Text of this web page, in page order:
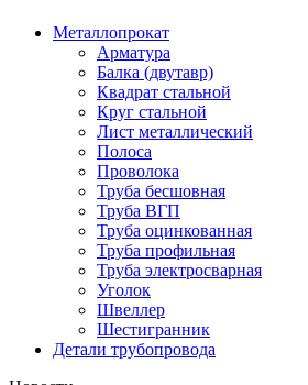
Металлопрокат
Арматура
Балка (двутавр)
Квадрат стальной
Круг стальной
Лист металлический
Полоса
Проволока
Труба бесшовная
Труба ВГП
Труба оцинкованная
Труба профильная
Труба электросварная
Уголок
Швеллер
Шестигранник
Детали трубопровода